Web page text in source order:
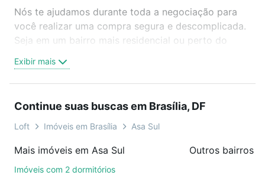
Nós te ajudamos durante toda a negociação para
você realizar uma compra segura e descomplicada.
Seja em um bairro mais residencial ou perto do
oferta ideal de Imóveis à venda em Asa Sul, Brasília,
DF para conquistar seu sonho. Agende uma visita
compromisso e você ainda conta com mais de 46
mil corretores e imobiliárias te ajudando na compra,
Como escolher um imóvel?
Exibir mais
Continue suas buscas em Brasília, DF
Loft Imóveis em Brasília Asa Sul
Mais imóveis em Asa Sul
Imóveis com 2 dormitórios
Outros bairros